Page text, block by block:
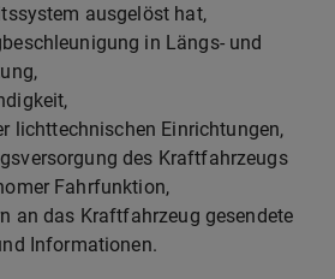
ausgelöst hat,
in Längs- und
lichttechnischen Einrichtungen,
des Kraftfahrzeugs
Fahrfunktion,
an das Kraftfahrzeug gesendete
Informationen.